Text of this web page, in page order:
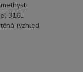
316L
(vzhled